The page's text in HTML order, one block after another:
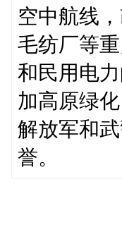
空中航线
毛纺厂等
和民用电
加高原绿
解放军和
誉。